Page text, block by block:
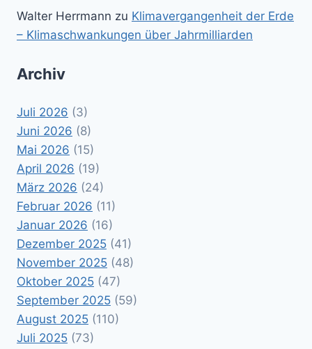
Walter Herrmann zu Klimavergangenheit der Erde
– Klimaschwankungen über Jahrmilliarden
Archiv
Juli 2026 (3)
Juni 2026 (8)
Mai 2026 (15)
April 2026 (19)
März 2026 (24)
Februar 2026 (11)
Januar 2026 (16)
Dezember 2025 (41)
November 2025 (48)
Oktober 2025 (47)
September 2025 (59)
August 2025 (110)
Juli 2025 (73)